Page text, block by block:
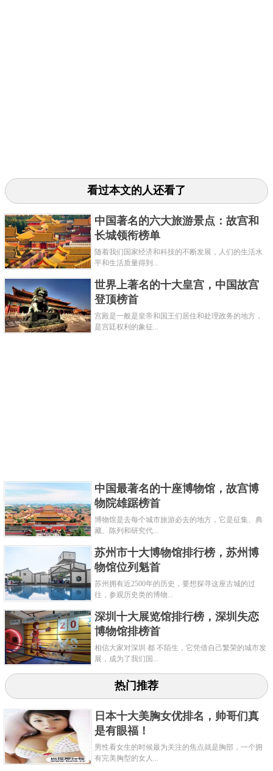
7.林逋《自书诗》卷
关键字：博物馆 故宫 文物
共3页: 上一页 1 2 3 下一页
看过本文的人还看了
中国著名的六大旅游景点：故宫和
长城领衔榜单
随着我们国家经济和科技的不断发展，人们的生活水
平和生活质量得到...
世界上著名的十大皇宫，中国故宫
登顶榜首
宫殿是一般是皇帝和国王们居住和处理政务的地方，
是宫廷权利的象征...
中国最著名的十座博物馆，故宫博
物院雄踞榜首
博物馆是去每个城市旅游必去的地方，它是征集、典
藏、陈列和研究代...
苏州市十大博物馆排行榜，苏州博
物馆位列魁首
苏州拥有近2500年的历史，要想探寻这座古城的过
往，参观历史类的博物...
深圳十大展览馆排行榜，深圳失恋
博物馆排榜首
相信大家对深圳 都 不陌生，它凭借自己繁荣的城市发
展，成为了我们国...
热门推荐
日本十大美胸女优排名，帅哥们真
是有眼福！
男性看女生的时候最为关注的焦点就是胸部，一个拥
有完美胸型的女人...